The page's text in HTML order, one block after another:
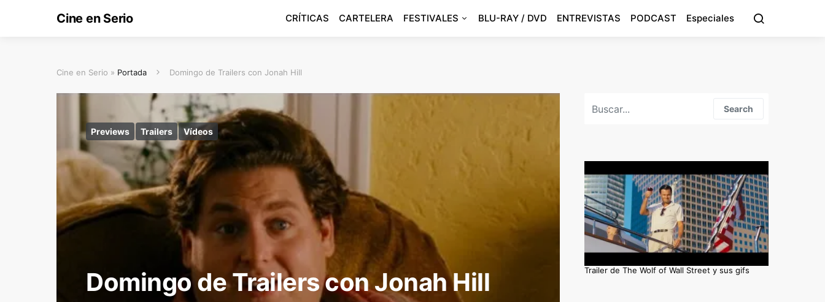
Cine en Serio CRÍTICAS CARTELERA FESTIVALES BLU-RAY / DVD ENTREVISTAS PODCAST Especiales
Cine en Serio » Portada Domingo de Trailers con Jonah Hill
Previews Trailers Vídeos
Domingo de Trailers con Jonah Hill
Search
Trailer de The Wolf of Wall Street y sus gifs